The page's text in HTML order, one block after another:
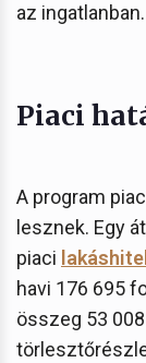
az ingatlanban.
Piaci
A program
lesznek. Egy
piaci lakáshitel
havi 176 695
összeg 53